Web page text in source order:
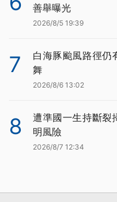
善舉曝光
2026/8/5 19:39
7
白海豚颱風路徑仍
舞
2026/8/6 13:02
8
遭準國一生持斷裂
明風險
2026/8/7 12:34